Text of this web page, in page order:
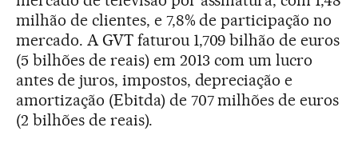
milhão de clientes, e 7,8% de participação no
mercado. A GVT faturou 1,709 bilhão de euros
(5 bilhões de reais) em 2013 com um lucro
antes de juros, impostos, depreciação e
amortização (Ebitda) de 707 milhões de euros
(2 bilhões de reais).